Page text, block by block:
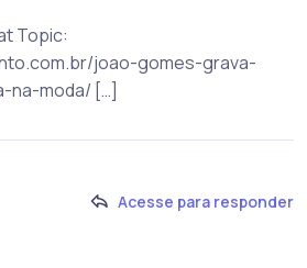
Topic:
joao-gomes-grava-
na-moda/ […]
Acesse para responder